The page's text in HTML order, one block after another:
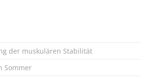
der muskulären Stabilität
Sommer